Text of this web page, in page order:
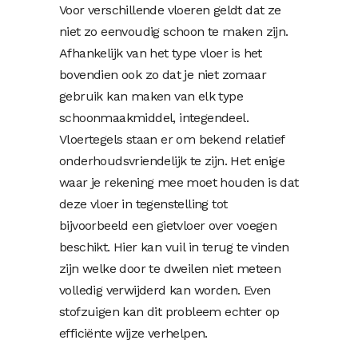
Voor verschillende vloeren geldt dat ze
niet zo eenvoudig schoon te maken zijn.
Afhankelijk van het type vloer is het
bovendien ook zo dat je niet zomaar
gebruik kan maken van elk type
schoonmaakmiddel, integendeel.
Vloertegels staan er om bekend relatief
onderhoudsvriendelijk te zijn. Het enige
waar je rekening mee moet houden is dat
deze vloer in tegenstelling tot
bijvoorbeeld een gietvloer over voegen
beschikt. Hier kan vuil in terug te vinden
zijn welke door te dweilen niet meteen
volledig verwijderd kan worden. Even
stofzuigen kan dit probleem echter op
efficiënte wijze verhelpen.